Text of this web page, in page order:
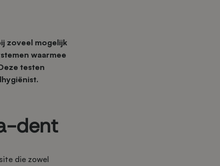
zoveel mogelijk
waarmee
testen
dent
die zowel